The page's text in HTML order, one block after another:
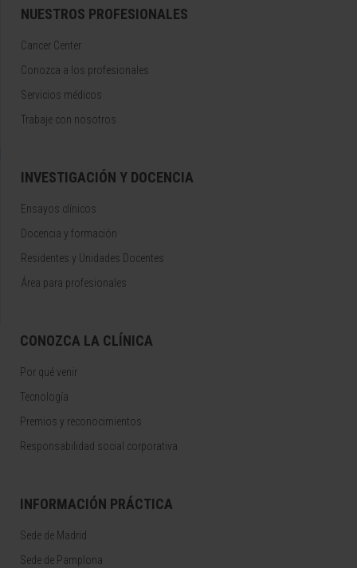
NUESTROS PROFESIONALES
Cancer Center
Conozca a los profesionales
Servicios médicos
Trabaje con nosotros
INVESTIGACIÓN Y DOCENCIA
Ensayos clínicos
Docencia y formación
Residentes y Unidades Docentes
Área para profesionales
CONOZCA LA CLÍNICA
Por qué venir
Tecnología
Premios y reconocimientos
Responsabilidad social corporativa
INFORMACIÓN PRÁCTICA
Sede de Madrid
Sede de Pamplona